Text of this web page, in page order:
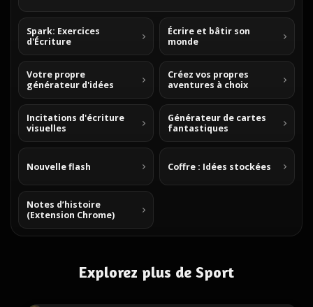
Spark: Exercices
d'Écriture
Écrire et bâtir son
monde
Votre propre
générateur d'idées
Créez vos propres
aventures à choix
Incitations d'écriture
visuelles
Générateur de cartes
fantastiques
Nouvelle flash Coffre : Idées stockées
Notes d’histoire
(Extension Chrome)
Explorez plus de Sport